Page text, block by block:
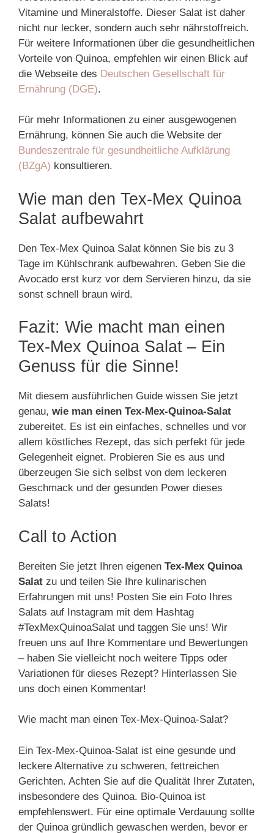
Vitamine und Mineralstoffe. Dieser Salat ist daher
nicht nur lecker, sondern auch sehr nährstoffreich.
Für weitere Informationen über die gesundheitlichen
Vorteile von Quinoa, empfehlen wir einen Blick auf
die Webseite des Deutschen Gesellschaft für
Ernährung (DGE).
Für mehr Informationen zu einer ausgewogenen
Ernährung, können Sie auch die Website der
Bundeszentrale für gesundheitliche Aufklärung
(BZgA) konsultieren.
Wie man den Tex-Mex Quinoa
Salat aufbewahrt
Den Tex-Mex Quinoa Salat können Sie bis zu 3
Tage im Kühlschrank aufbewahren. Geben Sie die
Avocado erst kurz vor dem Servieren hinzu, da sie
sonst schnell braun wird.
Fazit: Wie macht man einen
Tex-Mex Quinoa Salat – Ein
Genuss für die Sinne!
Mit diesem ausführlichen Guide wissen Sie jetzt
genau, wie man einen Tex-Mex-Quinoa-Salat
zubereitet. Es ist ein einfaches, schnelles und vor
allem köstliches Rezept, das sich perfekt für jede
Gelegenheit eignet. Probieren Sie es aus und
überzeugen Sie sich selbst von dem leckeren
Geschmack und der gesunden Power dieses
Salats!
Call to Action
Bereiten Sie jetzt Ihren eigenen Tex-Mex Quinoa
Salat zu und teilen Sie Ihre kulinarischen
Erfahrungen mit uns! Posten Sie ein Foto Ihres
Salats auf Instagram mit dem Hashtag
#TexMexQuinoaSalat und taggen Sie uns! Wir
freuen uns auf Ihre Kommentare und Bewertungen
– haben Sie vielleicht noch weitere Tipps oder
Variationen für dieses Rezept? Hinterlassen Sie
uns doch einen Kommentar!
Wie macht man einen Tex-Mex-Quinoa-Salat?
Ein Tex-Mex-Quinoa-Salat ist eine gesunde und
leckere Alternative zu schweren, fettreichen
Gerichten. Achten Sie auf die Qualität Ihrer Zutaten,
insbesondere des Quinoa. Bio-Quinoa ist
empfehlenswert. Für eine optimale Verdauung sollte
der Quinoa gründlich gewaschen werden, bevor er